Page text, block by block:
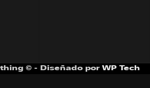
© - Diseñado por WP Tech